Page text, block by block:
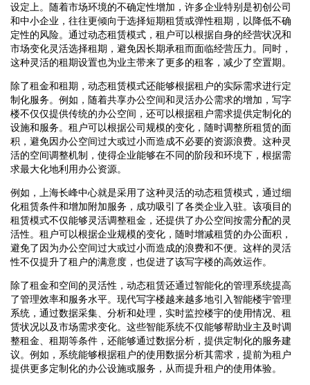
设定上。随着市场环境的不确定性增加，许多企业特别是初创公司
和中小企业，往往更倾向于选择短期租赁或弹性租期，以降低不确
定性的风险。通过动态租赁模式，租户可以根据自身的经营状况和
市场变化灵活选择租期，避免因长期承租而面临经营压力。同时，
这种灵活的租期设置也为业主带来了更多的租客，减少了空置期。
除了租金和租期，动态租赁模式还能够根据租户的实际需求进行定
制化服务。例如，随着共享办公空间和灵活办公需求的增加，写字
楼不仅仅提供传统的办公空间，还可以根据租户需求提供定制化的
设施和服务。租户可以根据公司规模的变化，随时调整所租赁的面
积，避免因办公空间过大或过小而造成不必要的资源浪费。这种灵
活的空间调整机制，使得企业能够在不同的阶段和环境下，根据需
求最大化地利用办公资源。
例如，上海长峰中心就是采用了这种灵活的动态租赁模式，通过细
化租赁条件和增加附加服务，成功吸引了各类企业入驻。该项目的
租赁模式不仅能够灵活调整租金，还提供了办公空间按需分配的灵
活性。租户可以根据企业规模的变化，随时增减租赁的办公面积，
避免了因为办公空间过大或过小而造成的浪费和不便。这样的灵活
性不仅提升了租户的满意度，也促进了该写字楼的高效运作。
除了租金和空间的灵活性，动态租赁还通过智能化的管理系统提高
了管理效率和服务水平。现代写字楼越来越多地引入智能楼宇管理
系统，通过数据采集、分析和处理，实时监控楼宇的使用情况、租
赁状况以及市场需求变化。这些智能系统不仅能够帮助业主及时调
整租金、租期等条件，还能够通过数据分析，提供定制化的服务建
议。例如，系统能够根据租户的使用数据分析其需求，提前为租户
提供更多定制化的办公设施或服务，从而提升租户的使用体验。